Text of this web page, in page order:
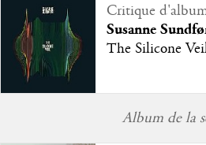
Critique
Susanne
The Silicone
Album de la